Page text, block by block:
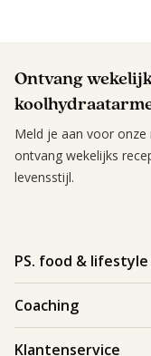
Ontvang
Meld je aan voor onze
ontvang wekelijks
levensstijl.
PS. food & lifestyle
Re-boost pakket
Coaching
Klantenservice